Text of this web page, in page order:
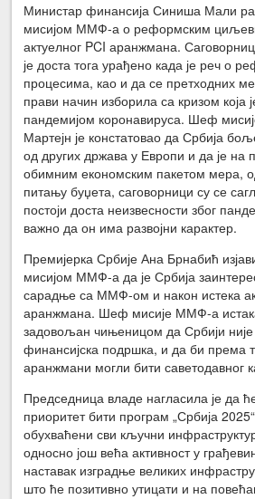
Министар финансија Синиша Мали
мисијом ММФ-а о реформским
актуелног PCI аранжмана.
је доста тога урађено када је реч о
процесима, као и да се претходних
прави начин изборила са кризом која
пандемијом коронавируса. Шеф
Мартејн је констатовао да Србија
од других држава у Европи и да је на
обимним економским пакетом мера,
питању буџета, саговорници су се
постоји доста неизвесности због
важно да он има развојни карактер.
Премијерка Србије Ана Брнабић
мисијом ММФ-а да је Србија
сарадње са ММФ-ом и након истека
аранжмана. Шеф мисије ММФ-а
задовољан чињеницом да Србији
финансијска подршка, и да би према
аранжмани могли бити саветодавног
Председница владе нагласила је да
приоритет бити програм „Србија
обухваћени сви кључни
односно још већа активност у
наставак изградње великих
што ће позитивно утицати и на